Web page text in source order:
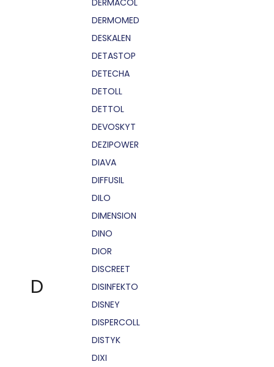
D
DERMACOL
DERMOMED
DESKALEN
DETASTOP
DETECHA
DETOLL
DETTOL
DEVOSKYT
DEZIPOWER
DIAVA
DIFFUSIL
DILO
DIMENSION
DINO
DIOR
DISCREET
DISINFEKTO
DISNEY
DISPERCOLL
DISTYK
DIXI